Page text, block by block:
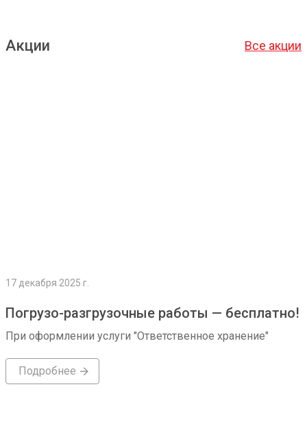
Акции Все акции
17 декабря 2025 г.
Погрузо-разгрузочные работы — бесплатно!
При оформлении услуги "Ответственное хранение"
Подробнее